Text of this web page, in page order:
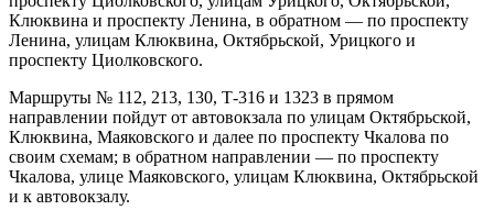
Клюквина и проспекту Ленина, в обратном — по проспекту
Ленина, улицам Клюквина, Октябрьской, Урицкого и
проспекту Циолковского.
Маршруты № 112, 213, 130, Т‑316 и 1323 в прямом
направлении пойдут от автовокзала по улицам Октябрьской,
Клюквина, Маяковского и далее по проспекту Чкалова по
своим схемам; в обратном направлении — по проспекту
Чкалова, улице Маяковского, улицам Клюквина, Октябрьской
и к автовокзалу.